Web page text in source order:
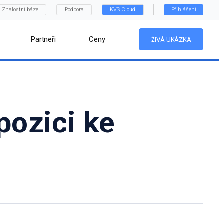
Znalostní báze Podpora KVS Cloud Přihlášení
Partneři Ceny ŽIVÁ UKÁZKA
ke